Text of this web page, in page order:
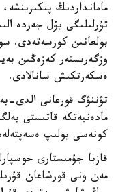
مامانداردىڭ پىكىرىنشە،
تۇرلىلىگى بۇل جەردە
بولعانىن كورسەتەدى.
وزگەرىستەر كەزەڭىن
ەسكەرتكىش سانالادى.
تۋننۋگ قورعانى الدى-
مادەنيەتكە قاتىستى
كونەسى بولىپ
قازبا جۇمىستارى